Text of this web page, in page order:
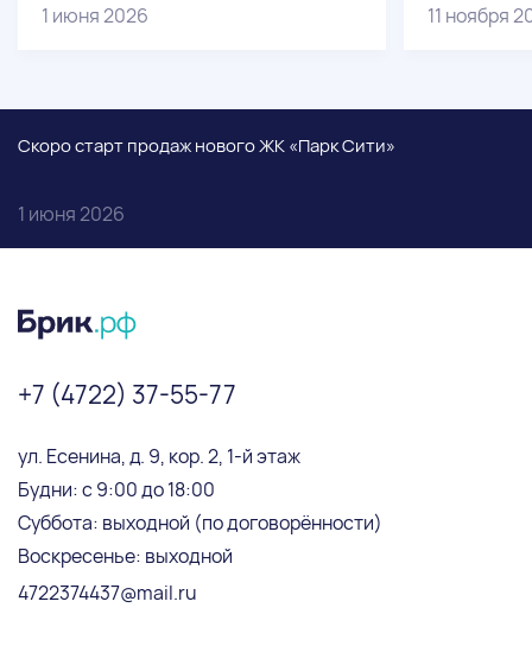
1 июня 2026 11 ноября
Скоро старт продаж нового ЖК «Парк Сити»
1 июня 2026
+7 (4722) 37-55-77
ул. Есенина, д. 9, кор. 2, 1-й этаж
Будни: с 9:00 до 18:00
Суббота: выходной (по договорённости)
Воскресенье: выходной
4722374437@mail.ru